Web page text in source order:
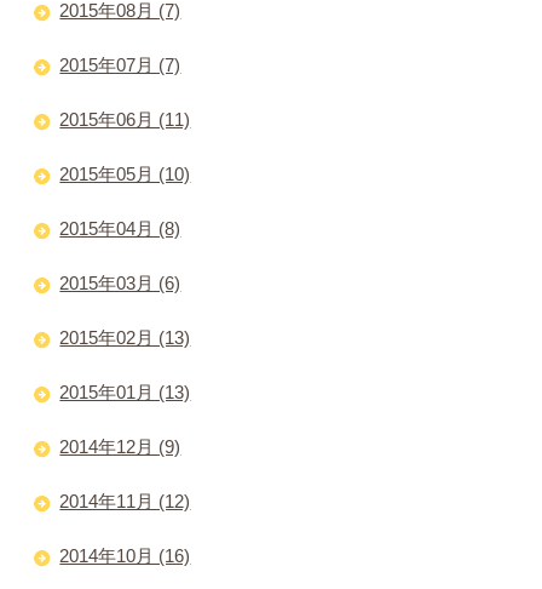
2015年08月 (7)
2015年07月 (7)
2015年06月 (11)
2015年05月 (10)
2015年04月 (8)
2015年03月 (6)
2015年02月 (13)
2015年01月 (13)
2014年12月 (9)
2014年11月 (12)
2014年10月 (16)